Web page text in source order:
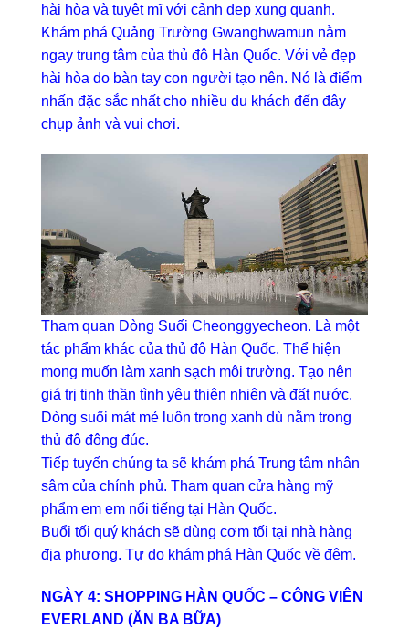
hài hòa và tuyệt mĩ với cảnh đẹp xung quanh.
Khám phá Quảng Trường Gwanghwamun nằm
ngay trung tâm của thủ đô Hàn Quốc. Với vẻ đẹp
hài hòa do bàn tay con người tạo nên. Nó là điểm
nhấn đặc sắc nhất cho nhiều du khách đến đây
chụp ảnh và vui chơi.
Tham quan Dòng Suối Cheonggyecheon. Là một
tác phẩm khác của thủ đô Hàn Quốc. Thể hiện
mong muốn làm xanh sạch môi trường. Tạo nên
giá trị tinh thần tình yêu thiên nhiên và đất nước.
Dòng suối mát mẻ luôn trong xanh dù nằm trong
thủ đô đông đúc.
Tiếp tuyến chúng ta sẽ khám phá Trung tâm nhân
sâm của chính phủ. Tham quan cửa hàng mỹ
phẩm em em nổi tiếng tại Hàn Quốc.
Buổi tối quý khách sẽ dùng cơm tối tại nhà hàng
địa phương. Tự do khám phá Hàn Quốc về đêm.
NGÀY 4: SHOPPING HÀN QUỐC – CÔNG VIÊN
EVERLAND (ĂN BA BỮA)